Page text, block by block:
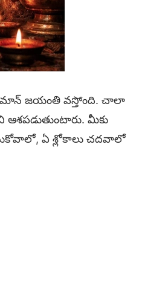
జయంతి వస్తోంది. చాలా
ఆశపడుతుంటారు. మీకు
ఏ శ్లోకాలు చదవాలో